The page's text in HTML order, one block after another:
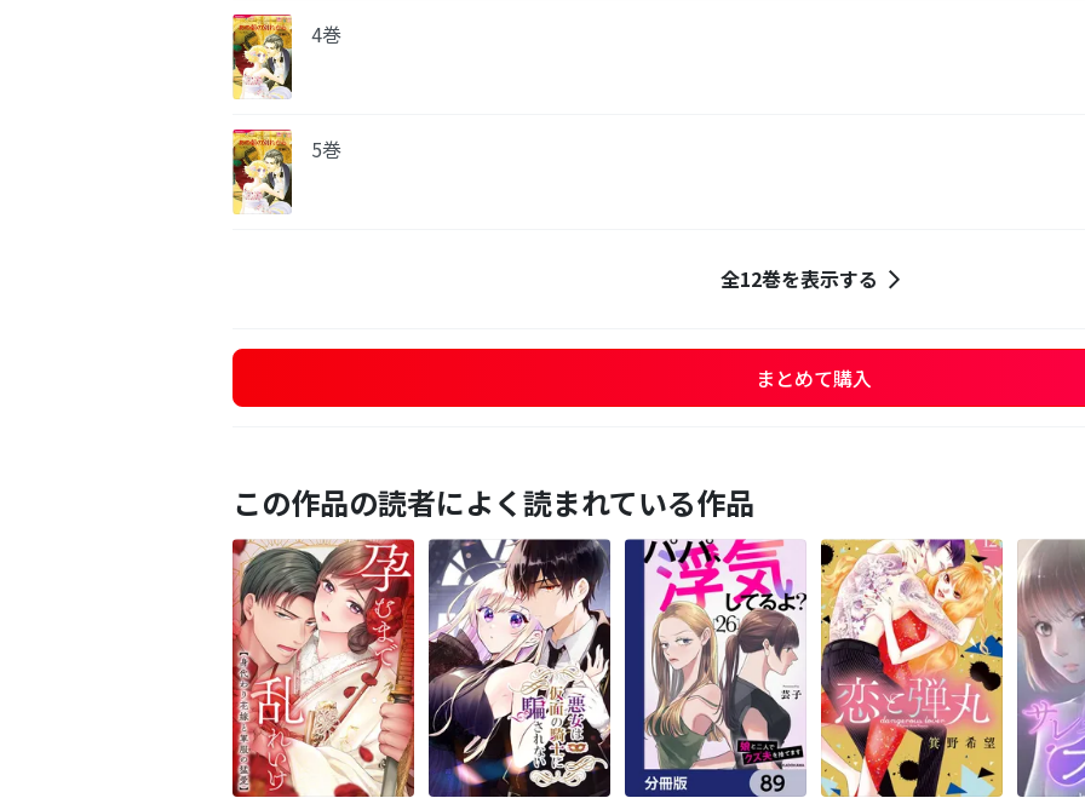
4巻
5巻
全12巻を表示する
まとめて購入
この作品の読者によく読まれている作品